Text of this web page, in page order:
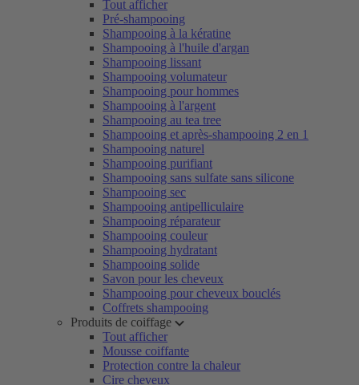
Tout afficher
Pré-shampooing
Shampooing à la kératine
Shampooing à l'huile d'argan
Shampooing lissant
Shampooing volumateur
Shampooing pour hommes
Shampooing à l'argent
Shampooing au tea tree
Shampooing et après-shampooing 2 en 1
Shampooing naturel
Shampooing purifiant
Shampooing sans sulfate sans silicone
Shampooing sec
Shampooing antipelliculaire
Shampooing réparateur
Shampooing couleur
Shampooing hydratant
Shampooing solide
Savon pour les cheveux
Shampooing pour cheveux bouclés
Coffrets shampooing
Produits de coiffage
Tout afficher
Mousse coiffante
Protection contre la chaleur
Cire cheveux